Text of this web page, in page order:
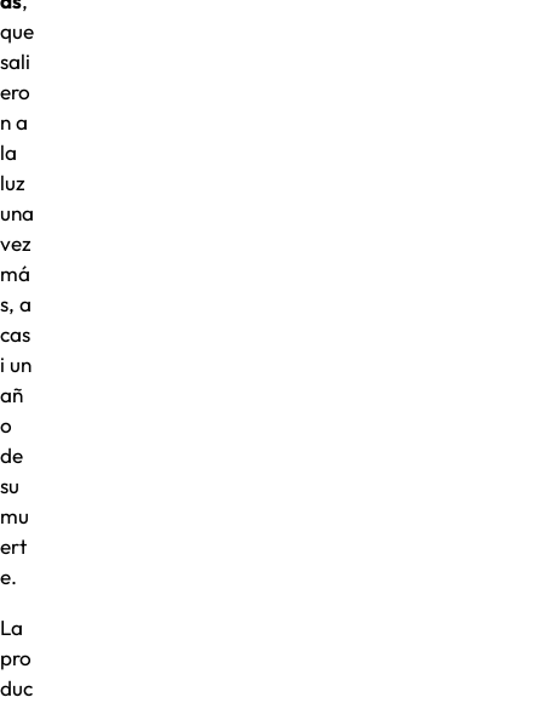
que
sali
ero
n a
la
luz
una
vez
má
s, a
cas
i un
añ
o
de
su
mu
ert
e.
La
pro
duc